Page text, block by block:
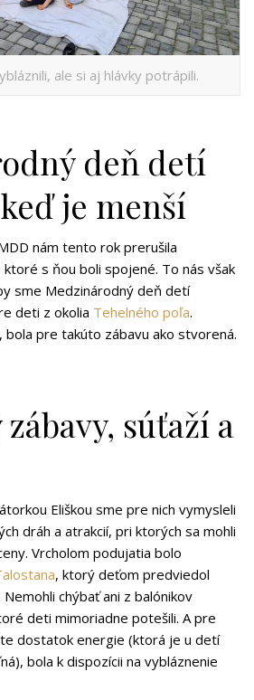
ale si aj hlávky potrápili.
deň detí
je menší
nám tento rok prerušila
s ňou boli spojené. To nás však
sme Medzinárodný deň detí
deti z okolia Tehelného poľa.
bola pre takúto zábavu ako stvorená.
súťaží a
Eliškou sme pre nich vymysleli
dráh a atrakcií, pri ktorých sa mohli
Vrcholom podujatia bolo
, ktorý deťom predviedol
chýbať ani z balónikov
deti mimoriadne potešili. A pre
dostatok energie (ktorá je u detí
bola k dispozícii na vybláznenie